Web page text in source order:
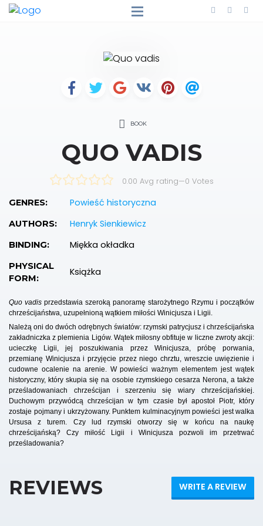
BOOK
QUO VADIS
0.00 Avg rating—0 Votes
GENRES: Powieść historyczna
AUTHORS: Henryk Sienkiewicz
BINDING: Miękka okładka
PHYSICAL
FORM:
Książka
Quo vadis przedstawia szeroką panoramę starożytnego Rzymu i początków
chrześcijaństwa, uzupełnioną wątkiem miłości Winicjusza i Ligii.
Należą oni do dwóch odrębnych światów: rzymski patrycjusz i chrześcijańska
zakładniczka z plemienia Ligów. Wątek miłosny obfituje w liczne zwroty akcji:
ucieczkę Ligii, jej poszukiwania przez Winicjusza, próbę porwania,
przemianę Winicjusza i przyjęcie przez niego chrztu, wreszcie uwięzienie i
cudowne ocalenie na arenie. W powieści ważnym elementem jest wątek
historyczny, który skupia się na osobie rzymskiego cesarza Nerona, a także
prześladowaniach chrześcijan i szerzeniu się wiary chrześcijańskiej.
Duchowym przywódcą chrześcijan w tym czasie był apostoł Piotr, który
zostaje pojmany i ukrzyżowany. Punktem kulminacyjnym powieści jest walka
Ursusa z turem. Czy lud rzymski otworzy się w końcu na naukę
chrześcijańską? Czy miłość Ligii i Winicjusza pozwoli im przetrwać
prześladowania?
REVIEWS WRITE A REVIEW